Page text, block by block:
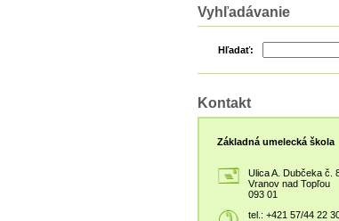
Vyhľadávanie
Hľadať:
Kontakt
Základná umelecká škola
Ulica A. Dubčeka č.
Vranov nad Topľou
093 01
tel.: +421 57/44 22